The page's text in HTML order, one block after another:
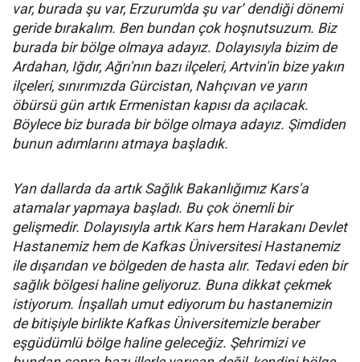
var, burada şu var, Erzurum'da şu var’ dendiği dönemi
geride bırakalım. Ben bundan çok hoşnutsuzum. Biz
burada bir bölge olmaya adayız. Dolayısıyla bizim de
Ardahan, Iğdır, Ağrı'nın bazı ilçeleri, Artvin'in bize yakın
ilçeleri, sınırımızda Gürcistan, Nahçıvan ve yarın
öbürsü gün artık Ermenistan kapısı da açılacak.
Böylece biz burada bir bölge olmaya adayız. Şimdiden
bunun adımlarını atmaya başladık.
Yan dallarda da artık Sağlık Bakanlığımız Kars'a
atamalar yapmaya başladı. Bu çok önemli bir
gelişmedir. Dolayısıyla artık Kars hem Harakanı Devlet
Hastanemiz hem de Kafkas Üniversitesi Hastanemiz
ile dışarıdan ve bölgeden de hasta alır. Tedavi eden bir
sağlık bölgesi haline geliyoruz. Buna dikkat çekmek
istiyorum. İnşallah umut ediyorum bu hastanemizin
de bitişiyle birlikte Kafkas Üniversitemizle beraber
eşgüdümlü bölge haline geleceğiz. Şehrimizi ve